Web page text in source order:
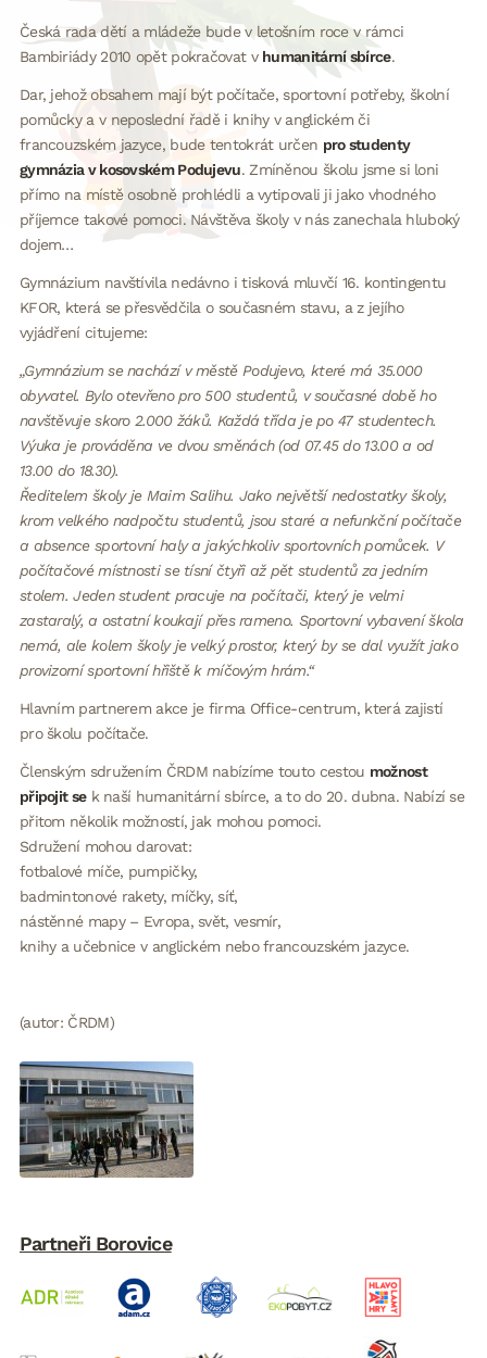
Česká rada dětí a mládeže bude v letošním roce v rámci
Bambiriády 2010 opět pokračovat v humanitární sbírce.
Dar, jehož obsahem mají být počítače, sportovní potřeby, školní
pomůcky a v neposlední řadě i knihy v anglickém či
francouzském jazyce, bude tentokrát určen pro studenty
gymnázia v kosovském Podujevu. Zmíněnou školu jsme si loni
přímo na místě osobně prohlédli a vytipovali ji jako vhodného
příjemce takové pomoci. Návštěva školy v nás zanechala hluboký
dojem…
Gymnázium navštívila nedávno i tisková mluvčí 16. kontingentu
KFOR, která se přesvědčila o současném stavu, a z jejího
vyjádření citujeme:
„Gymnázium se nachází v městě Podujevo, které má 35.000
obyvatel. Bylo otevřeno pro 500 studentů, v současné době ho
navštěvuje skoro 2.000 žáků. Každá třída je po 47 studentech.
Výuka je prováděna ve dvou směnách (od 07.45 do 13.00 a od
13.00 do 18.30).
Ředitelem školy je Maim Salihu. Jako největší nedostatky školy,
krom velkého nadpočtu studentů, jsou staré a nefunkční počítače
a absence sportovní haly a jakýchkoliv sportovních pomůcek. V
počítačové místnosti se tísní čtyři až pět studentů za jedním
stolem. Jeden student pracuje na počítači, který je velmi
zastaralý, a ostatní koukají přes rameno. Sportovní vybavení škola
nemá, ale kolem školy je velký prostor, který by se dal využít jako
provizorní sportovní hřiště k míčovým hrám.“
Hlavním partnerem akce je firma Office-centrum, která zajistí
pro školu počítače.
Členským sdružením ČRDM nabízíme touto cestou možnost
připojit sek naší humanitární sbírce, a to do 20. dubna. Nabízí se
přitom několik možností, jak mohou pomoci.
Sdružení mohou darovat:
fotbalové míče, pumpičky,
badmintonové rakety, míčky, síť,
nástěnné mapy – Evropa, svět, vesmír,
knihy a učebnice v anglickém nebo francouzském jazyce.
(autor: ČRDM)
Partneři Borovice